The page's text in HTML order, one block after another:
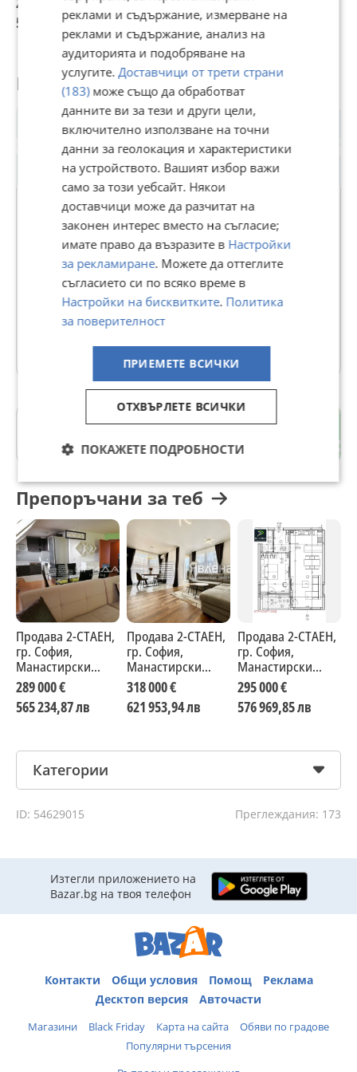
сайта.
Реф. номер: 2108864.
576 969,85 лв
551 544,06 лв
518 294,95 лв
Потребител
ТИТАН ПРОПЪРТИС ПРОДАЖБИ
В Bazar.BG от 30 март 2024г.
Последно активен вчера в 18:09 ч.
234 Обяви
Още оферти на https://titanteam.imot.bg
Манастирски ливади
гр. София
Препоръчани за теб
Продава 2-СТАЕН,
гр. София,
Манастирски
ливади
289 000 €
565 234,87 лв
Продава 2-СТАЕН,
гр. София,
Манастирски
ливади
318 000 €
621 953,94 лв
Продава 2-СТАЕН,
гр. София,
Манастирски
ливади
295 000 €
576 969,85 лв
Категории
ID: 54629015 Преглеждания: 173
Изтегли приложението на
Bazar.bg на твоя телефон
Контакти Общи условия Помощ
Реклама
Десктоп версия
Авточасти
Магазини Black Friday Карта на сайта
Обяви по градове
Популярни търсения
реклами и съдържание, измерване на
реклами и съдържание, анализ на
аудиторията и подобряване на
услугите. Доставчици от трети страни
(183)може също да обработват
данните ви за тези и други цели,
включително използване на точни
данни за геолокация и характеристики
на устройството. Вашият избор важи
само за този уебсайт. Някои
доставчици може да разчитат на
законен интерес вместо на съгласие;
имате право да възразите в Настройки
за рекламиране. Можете да оттеглите
съгласието си по всяко време в
Настройки на бисквитките. Политика
за поверителност
ПРИЕМЕТЕ ВСИЧКИ
ОТХВЪРЛЕТЕ ВСИЧКИ
ПОКАЖЕТЕ ПОДРОБНОСТИ